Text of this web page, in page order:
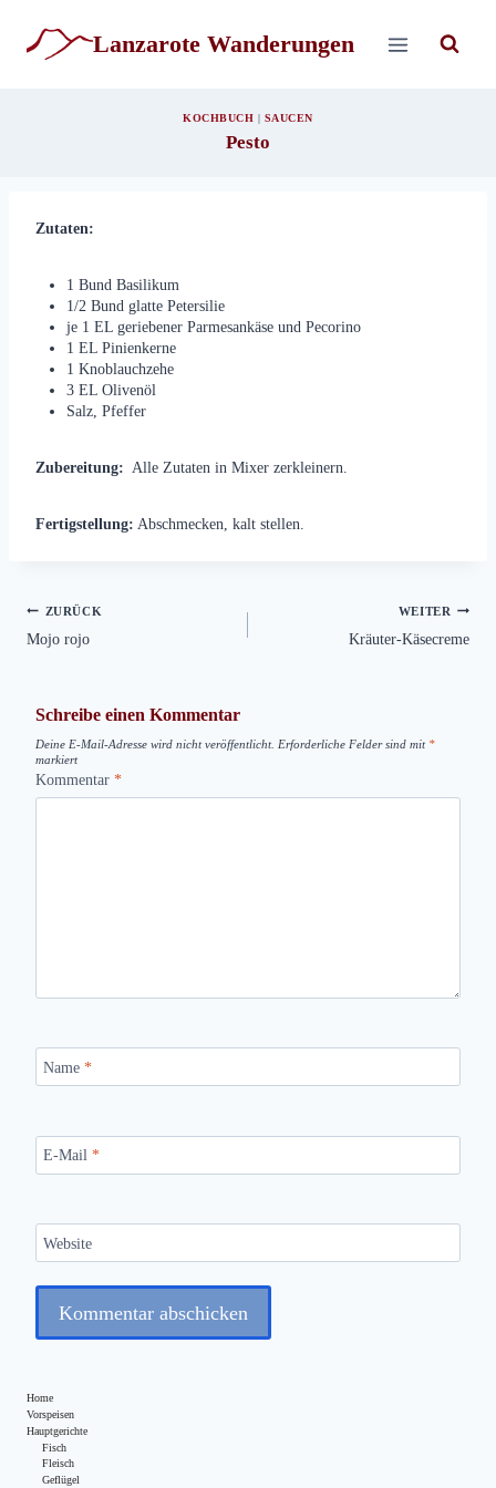
springen
Lanzarote Wanderungen
KOCHBUCH | SAUCEN
Pesto
Zutaten:
1 Bund Basilikum
1/2 Bund glatte Petersilie
je 1 EL geriebener Parmesankäse und Pecorino
1 EL Pinienkerne
1 Knoblauchzehe
3 EL Olivenöl
Salz, Pfeffer
Zubereitung: Alle Zutaten in Mixer zerkleinern.
Fertigstellung: Abschmecken, kalt stellen.
Beitragsnavigation
ZURÜCK
Mojo rojo
WEITER
Kräuter-Käsecreme
Schreibe einen Kommentar
Deine E-Mail-Adresse wird nicht veröffentlicht. Erforderliche Felder sind mit *
markiert
Kommentar *
Name *
E-Mail *
Website
Home
Vorspeisen
Hauptgerichte
Fisch
Fleisch
Geflügel